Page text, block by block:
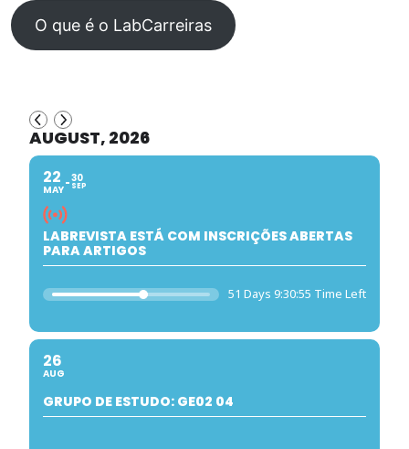
O que é o LabCarreiras
AUGUST, 2026
22
MAY
30
SEP
LABREVISTA ESTÁ COM INSCRIÇÕES ABERTAS
PARA ARTIGOS
51 Days 9:30:55 Time Left
26
AUG
GRUPO DE ESTUDO: GE02 04